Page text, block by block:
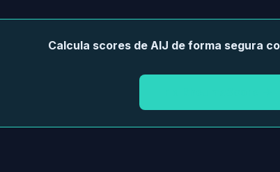
Calcula scores de AIJ de forma segura